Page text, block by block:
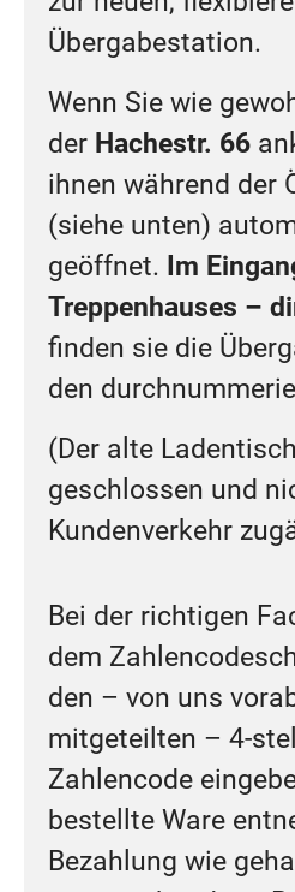
Übergabestation.
Wenn Sie wie
der Hachestr. 66
ihnen während der
(siehe unten)
geöffnet. Im
Treppenhauses –
finden sie die
den
(Der alte
geschlossen und
Kundenverkehr
Bei der richtigen
dem
den – von uns
mitgeteilten – 4-
Zahlencode
bestellte Ware
Bezahlung wie